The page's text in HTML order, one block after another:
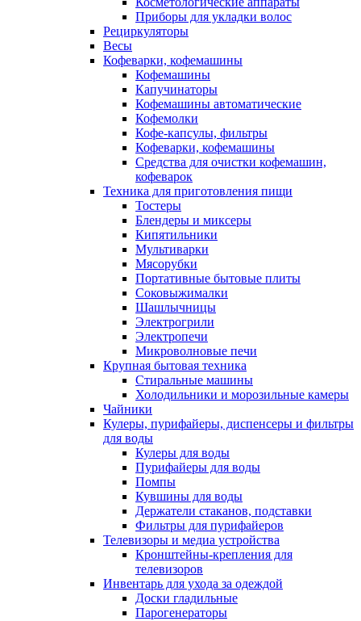
Приборы для укладки волос
Рециркуляторы
Весы
Кофеварки, кофемашины
Кофемашины
Капучинаторы
Кофемашины автоматические
Кофемолки
Кофе-капсулы, фильтры
Кофеварки, кофемашины
Средства для очистки кофемашин,
кофеварок
Техника для приготовления пищи
Тостеры
Блендеры и миксеры
Кипятильники
Мультиварки
Мясорубки
Портативные бытовые плиты
Соковыжималки
Шашлычницы
Электрогрили
Электропечи
Микроволновые печи
Крупная бытовая техника
Стиральные машины
Холодильники и морозильные камеры
Чайники
Кулеры, пурифайеры, диспенсеры и фильтры
для воды
Кулеры для воды
Пурифайеры для воды
Помпы
Кувшины для воды
Держатели стаканов, подставки
Фильтры для пурифайеров
Телевизоры и медиа устройства
Кронштейны-крепления для
телевизоров
Инвентарь для ухода за одеждой
Доски гладильные
Парогенераторы